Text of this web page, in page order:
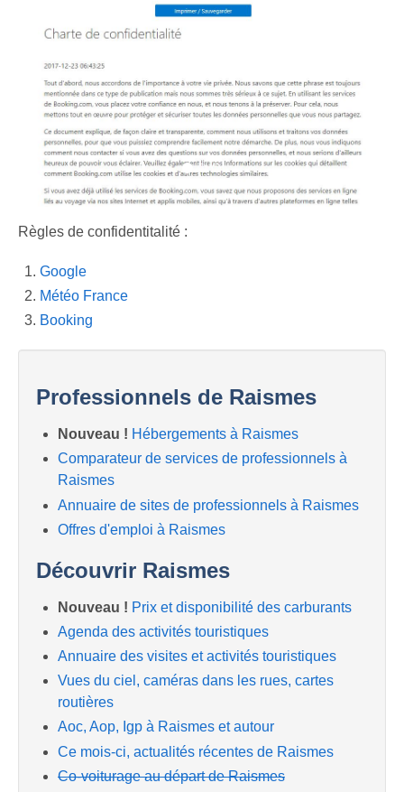
Règles de confidentitalité :
Google
Météo France
Booking
Professionnels de Raismes
Nouveau ! Hébergements à Raismes
Comparateur de services de professionnels à
Raismes
Annuaire de sites de professionnels à Raismes
Offres d'emploi à Raismes
Découvrir Raismes
Nouveau ! Prix et disponibilité des carburants
Agenda des activités touristiques
Annuaire des visites et activités touristiques
Vues du ciel, caméras dans les rues, cartes
routières
Aoc, Aop, Igp à Raismes et autour
Ce mois-ci, actualités récentes de Raismes
Co-voiturage au départ de Raismes